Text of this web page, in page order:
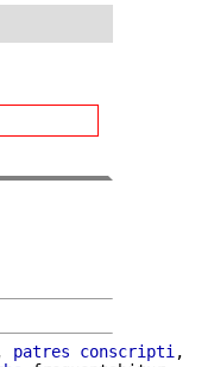
patres conscripti ,